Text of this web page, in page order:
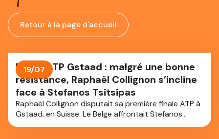
Retour à la page d'accueil
Finale ATP Gstaad : malgré une bonne
résistance, Raphaël Collignon s’incline
face à Stefanos Tsitsipas
Raphaël Collignon disputait sa première finale ATP à
Gstaad, en Suisse. Le Belge affrontait Stefanos
Tsitsipas. Si Raphaël s’est bien battu, il s’incline en
19/07